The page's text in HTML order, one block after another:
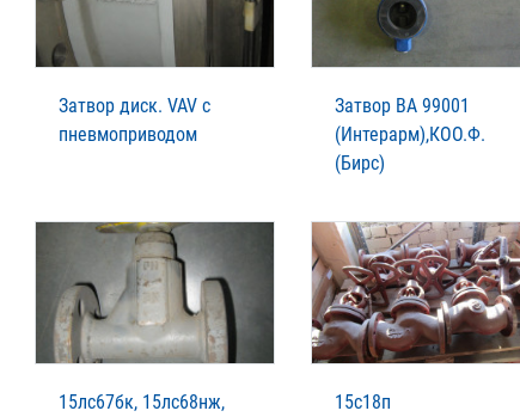
Затвор диск. VAV с
пневмоприводом
Затвор ВА 99001
(Интерарм),КОО.Ф.
(Бирс)
15лс67бк, 15лс68нж,
15с18п